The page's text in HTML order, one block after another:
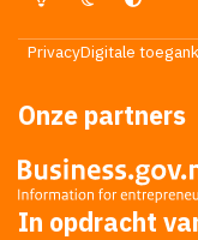
PrivacyDigitale
Onze partners
In opdracht